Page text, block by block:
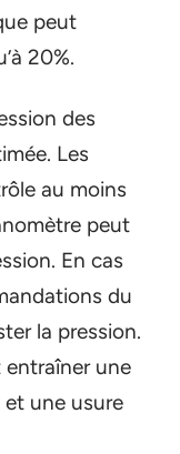
peut
20%.
des
Les
au moins
peut
En cas
du
la pression.
une
une usure